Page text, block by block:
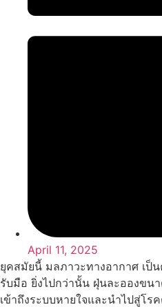
April 11, 2025
ยุคสมัยนี้ มลภาวะทางอากาศ เป็
รับมือ ยิ่งไปกว่านั้น ฝุ่นละอองขน
เข้าถึงระบบหายใจและนำไปสู่โร